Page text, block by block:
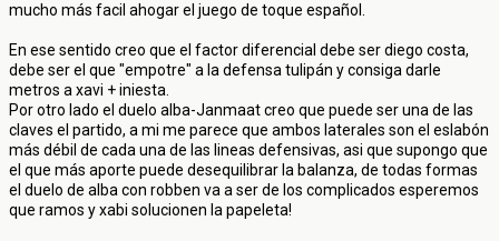
mucho más facil ahogar el juego de toque español.
En ese sentido creo que el factor diferencial debe ser diego costa,
debe ser el que "empotre" a la defensa tulipán y consiga darle
metros a xavi + iniesta.
Por otro lado el duelo alba-Janmaat creo que puede ser una de las
claves el partido, a mi me parece que ambos laterales son el eslabón
más débil de cada una de las lineas defensivas, asi que supongo que
el que más aporte puede desequilibrar la balanza, de todas formas
el duelo de alba con robben va a ser de los complicados esperemos
que ramos y xabi solucionen la papeleta!